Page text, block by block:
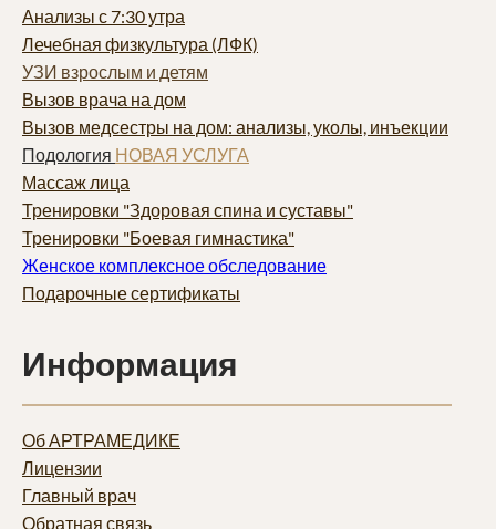
Анализы с 7:30 утра
Лечебная физкультура (ЛФК)
УЗИ взрослым и детям
Вызов врача на дом
Вызов медсестры на дом: анализы, уколы, инъекции
Подология НОВАЯ УСЛУГА
Массаж лица
Тренировки "Здоровая спина и суставы"
Тренировки "Боевая гимнастика"
Женское комплексное обследование
Подарочные сертификаты
Информация
Об АРТРАМЕДИКЕ
Лицензии
Главный врач
Обратная связь